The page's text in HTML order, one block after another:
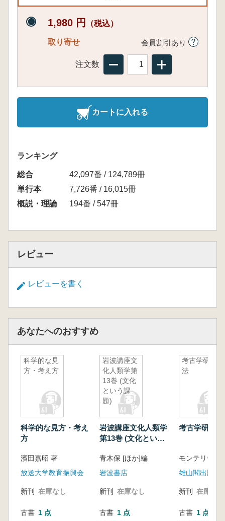
1,980 円 （税込）
取り寄せ 会員割引あり
注文数
カートに入れる
ランキング
総合
42,097番 / 124,789冊
単行本
7,726番 / 16,015冊
概説・理論
194番 / 547冊
レビュー
レビューを書く
あなたへのおすすめ
科学的な見
方・考え方
科学的な見方・考え
方
濱田嘉昭 著
放送大学教育振興会
新刊 在庫なし
古書 1 点
岩波講座文
化人類学第
13巻 (文化
という課
題)
岩波講座文化人類学
第13巻 (文化という
青木保 [ほか]編
岩波書店
新刊 在庫なし
古書 1 点
考古学研究
法
考古学研究法
雄山閣出版
新刊 在庫なし
古書 1 点